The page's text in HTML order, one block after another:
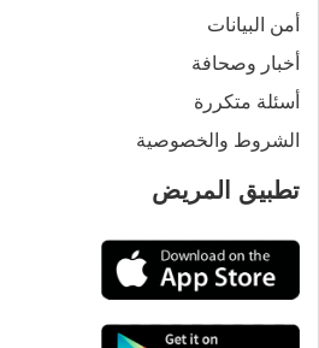
أمن البيانات
أخبار وصحافة
أسئلة متكررة
الشروط والخصوصية
تطبيق المريض